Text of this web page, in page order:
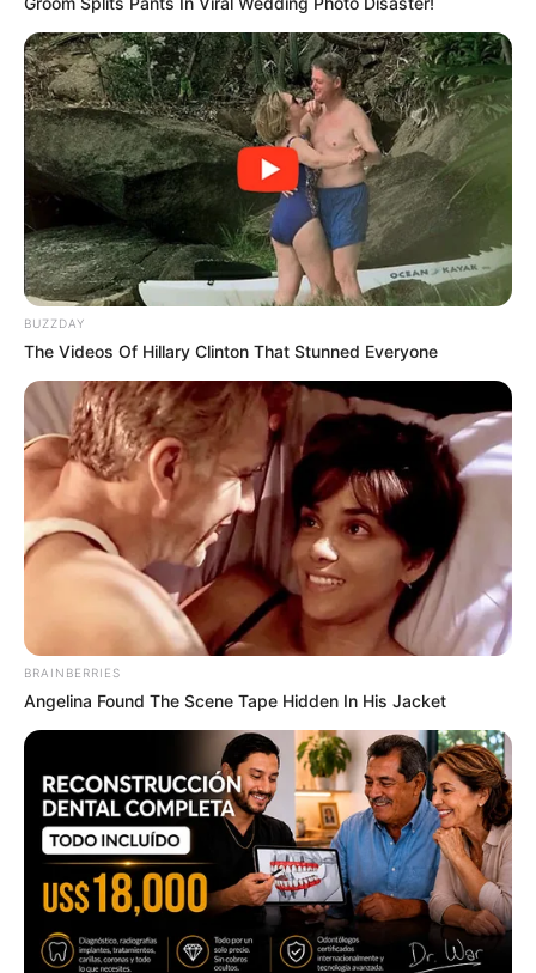
ราศีตุลย์
ดาวศุกร์เป็นดาวประจำตัวราศีตุลย์และยังเป็นดาวมรณะ
ของชาวราศีนี้เสียด้วย ทำให้ช่วงนี้มีเรื่องให้คิดมาก เครียด
และวิตกกังวล จิตใจไม่อยู่กับเนื้อกับตัว ทำให้เสี่ยงเกิด
อุบัติเหตุได้ทั้งในบ้านหรือแม้กระทั่งระหว่างเดินทาง ระวัง
เครื่องจักรและไฟฟ้าต่างๆ และยังต้องระมัดระวังโรค
ประจำตัวรุมเร้า โรคเก่ากำเริบ
และไม่ว่าคุณจะเกิดราศีไหนก็ตาม การมีประกันอุบัติเหตุ
ไว้อุ่นใจกว่า MThai ร่วมกับไทยประกันชีวิต จัดแคมเปญ
สุดพิเศษมอบให้สมาชิก เพียงดาวน์โหลดและลงทะเบียน
แอปพลิเคชัน MThai รับเลย! ประกันอุบัติเหตุ 30 วัน ให้
คุณได้เดินทางอย่างอุ่นใจในทุกช่วงเวลา
BUZZDAY
The Videos Of Hillary Clinton That Stunned Everyone
BRAINBERRIES
Angelina Found The Scene Tape Hidden In His Jacket